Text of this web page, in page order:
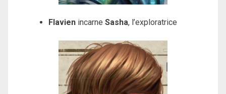
Flavien incarne Sasha, l’exploratrice